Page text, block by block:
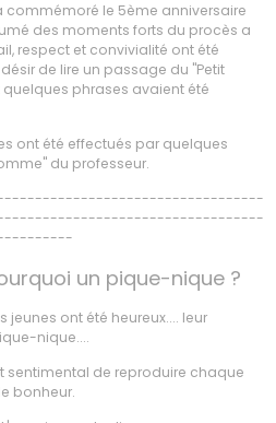
commémoré le 5ème anniversaire
des moments forts du procès a
respect et convivialité ont été
de lire un passage du "Petit
quelques phrases avaient été
ont été effectués par quelques
du professeur.
un pique-nique ?
jeunes ont été heureux.... leur
pique-nique....
sentimental de reproduire chaque
bonheur.